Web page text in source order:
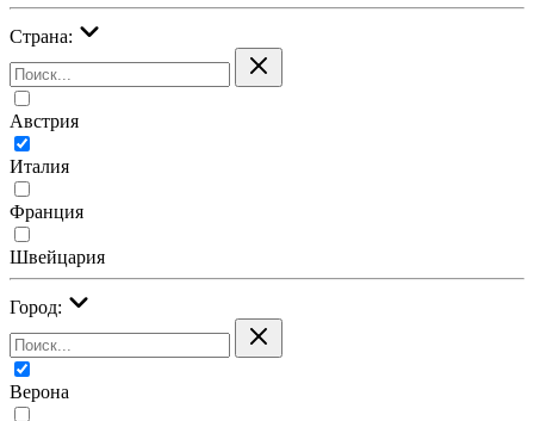
Страна:
Австрия
Италия
Франция
Швейцария
Город:
Верона